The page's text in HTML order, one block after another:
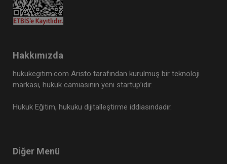
Hakkımızda
hukukegitim.com Aristo tarafından kurulmuş bir teknoloji
markası, hukuk camiasının yeni startup’ıdır.
Hukuk Eğitim, hukuku dijitalleştirme iddiasındadır.
Diğer Menü